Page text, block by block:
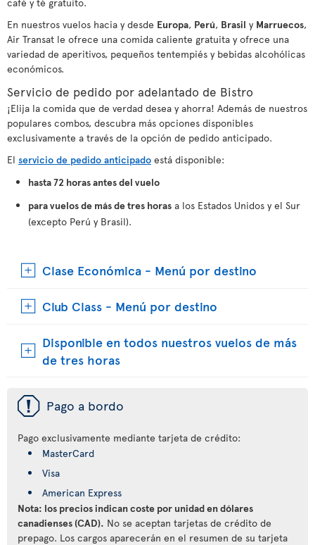
En nuestros vuelos hacia y desde Europa, Perú, Brasil y Marruecos,
Air Transat le ofrece una comida caliente gratuita y ofrece una
variedad de aperitivos, pequeños tentempiés y bebidas alcohólicas
económicos.
Servicio de pedido por adelantado de Bistro
¡Elija la comida que de verdad desea y ahorra! Además de nuestros
populares combos, descubra más opciones disponibles
exclusivamente a través de la opción de pedido anticipado.
El servicio de pedido anticipado está disponible:
hasta 72 horas antes del vuelo
para vuelos de más de tres horas a los Estados Unidos y el Sur
(excepto Perú y Brasil).
Clase Económica - Menú por destino
Club Class - Menú por destino
Disponible en todos nuestros vuelos de más
de tres horas
ü Pago a bordo
Pago exclusivamente mediante tarjeta de crédito:
MasterCard
Visa
American Express
Nota: los precios indican coste por unidad en dólares
canadienses (CAD). No se aceptan tarjetas de crédito de
prepago. Los cargos aparecerán en el resumen de su tarjeta